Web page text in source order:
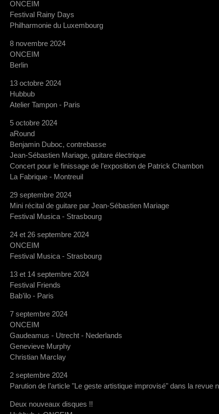
ONCEIM
Festival Rainy Days
Philharmonie du Luxembourg
8 novembre 2024
ONCEIM
Berlin
13 octobre 2024
Hubbub
Atelier Tampon - Paris
5 octobre 2024
aRound
Benjamin Duboc, contrebasse
Jean-Sébastien Mariage, guitare électrique
Concert pour le finissage de l’exposition de Patrick Chambon
La Fabrique - Montreuil
29 septembre 2024
Mini récital de guitare par Jean-Sébastien Mariage
Festival Musica - Strasbourg
24 et 26 septembre 2024
ONCEIM
Festival Musica - Strasbourg
13 et 14 septembre 2024
Festival Friends
Bab’ilo - Paris
7 septembre 2024
ONCEIM
Gaudeamus - Utrecht - Nederlands
Genevieve Murphy
Christian Marclay
2 septembre 2024
Parution de l’article "Le geste artistique improvisé" dans la revue
Deux nouveaux disques !!